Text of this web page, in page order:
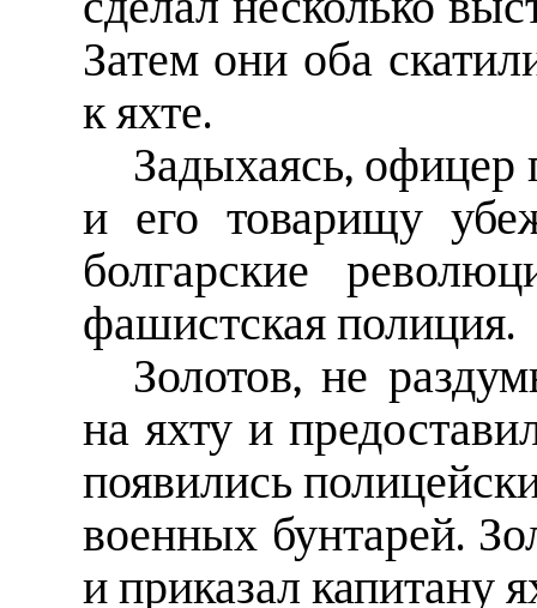
Затем они оба
к яхте.
Задыхаясь, офицер
и его товарищу
болгарские
фашистская полиция.
Золотов, не
на яхту и
появились
военных бунтарей.
и приказал капитану